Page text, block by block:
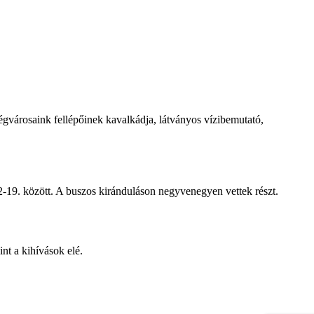
fellépőinek kavalkádja, látványos vízibemutató,
között. A buszos kiránduláson negyvenegyen vettek részt.
a kihívások elé.